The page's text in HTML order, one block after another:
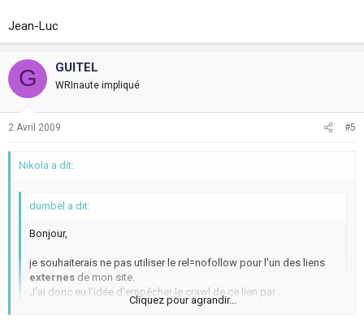
Jean-Luc
G GUITEL
WRInaute impliqué
2 Avril 2009 #5
Nikola a dit:
dumbel a dit:
Bonjour,
je souhaiterais ne pas utiliser le rel=nofollow pour l'un des liens
externes de mon site.
J'ai donc eu l'idée d'empêcher le crawl de ce lien par
l'intermédiaire du "robots.txt" du style:
Cliquez pour agrandir...